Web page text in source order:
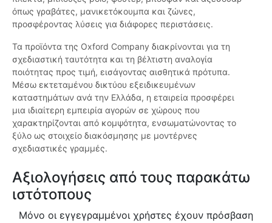
όπως γραβάτες, μανικετόκουμπα και ζώνες,
προσφέροντας λύσεις για διάφορες περιστάσεις.
Τα προϊόντα της Oxford Company διακρίνονται για τη
σχεδιαστική ταυτότητα και τη βέλτιστη αναλογία
ποιότητας προς τιμή, εισάγοντας αισθητικά πρότυπα.
Μέσω εκτεταμένου δικτύου εξειδικευμένων
καταστημάτων ανά την Ελλάδα, η εταιρεία προσφέρει
μια ιδιαίτερη εμπειρία αγορών σε χώρους που
χαρακτηρίζονται από κομψότητα, ενσωματώνοντας το
ξύλο ως στοιχείο διακόσμησης με μοντέρνες
σχεδιαστικές γραμμές.
Αξιολογήσεις από τους παρακάτω
ιστότοπους
Μόνο οι εγγεγραμμένοι χρήστες έχουν πρόσβαση